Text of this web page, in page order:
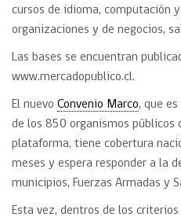
cursos de idioma, computación
organizaciones y de negocios,
Las bases se encuentran
www.mercadopublico.cl.
El nuevo Convenio Marco, que
de los 850 organismos públicos
plataforma, tiene cobertura
meses y espera responder a la
municipios, Fuerzas Armadas y
Esta vez, dentros de los